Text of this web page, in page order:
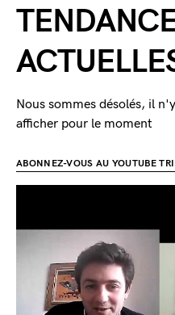
Nous sommes désolés, il
afficher pour le moment
ABONNEZ-VOUS AU YOUTUBE